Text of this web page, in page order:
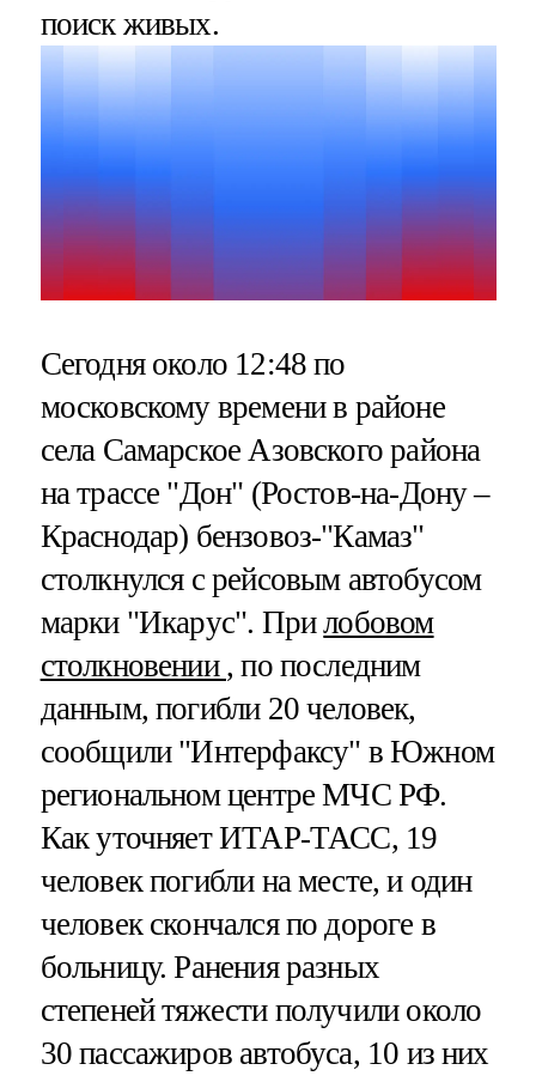
поиск живых.
Сегодня около 12:48 по
московскому времени в районе
села Самарское Азовского района
на трассе "Дон" (Ростов-на-Дону –
Краснодар) бензовоз-"Камаз"
столкнулся с рейсовым автобусом
марки "Икарус". Прилобовом
столкновении , по последним
данным, погибли 20 человек,
сообщили "Интерфаксу" в Южном
региональном центре МЧС РФ.
Как уточняет ИТАР-ТАСС, 19
человек погибли на месте, и один
человек скончался по дороге в
больницу. Ранения разных
степеней тяжести получили около
30 пассажиров автобуса, 10 из них